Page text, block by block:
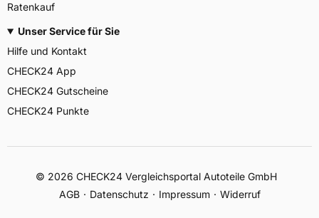
Ratenkauf
Unser Service für Sie
Hilfe und Kontakt
CHECK24 App
CHECK24 Gutscheine
CHECK24 Punkte
© 2026 CHECK24 Vergleichsportal Autoteile GmbH
AGB
Datenschutz Impressum Widerruf